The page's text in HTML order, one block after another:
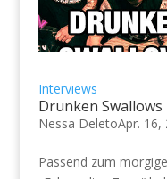
Interviews
Drunken
Nessa DeletoApr. 16,
Passend zum